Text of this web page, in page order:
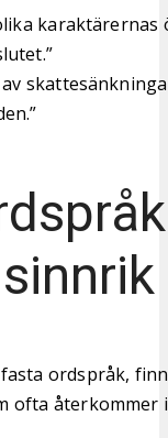
ordspråk,
ofta återkommer